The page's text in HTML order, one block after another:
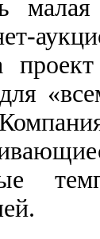
малая